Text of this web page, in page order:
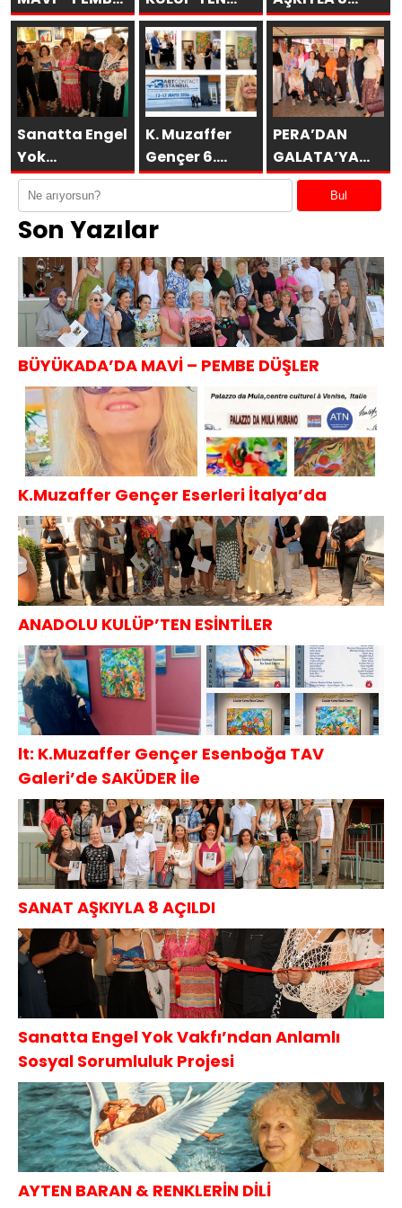
DÜŞLER
ESİNTİLER
AÇILDI
Sanatta Engel
Yok
Vakfı’ndan
Anlamlı
Sosyal
Projesi
K. Muzaffer
Gençer 6.
ARTCONTACT
SAKÜDER ile
PERA’DAN
GALATA’YA
GURUBU
BAHARABul
Son Yazılar
BÜYÜKADA’DA MAVİ – PEMBE DÜŞLER
K.Muzaffer Gençer Eserleri İtalya’da
ANADOLU KULÜP’TEN ESİNTİLER
lt: K.Muzaffer Gençer Esenboğa TAV
Galeri’de SAKÜDER İle
SANAT AŞKIYLA 8 AÇILDI
Sanatta Engel Yok Vakfı’ndan Anlamlı
Sosyal Sorumluluk Projesi
AYTEN BARAN & RENKLERİN DİLİ